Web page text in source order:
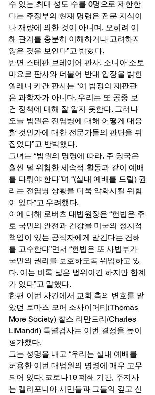
수 있는 최대 성도 수를 0명으로 제한한
다는 주정부의 현재 명령은 전문 지식이
나 재량에 의한 것이 아니며, 오히려 이
해 관계를 충분히 이해하거나 고려하지
않은 것을 보인다”고 밝혔다.
반면 스테판 브레이어 판사, 소니아 소토
마요르 판사와 더불어 반대 입장을 밝힌
엘레나 카간 판사는 “이 법정의 재판관
은 과학자가 아니다. 우리는 또 공중 보
건 정책에 대해 잘 알지 못한다. 그러나
오늘 법원은 전염병에 대해 어떻게 대응
할 것인가에 대한 전문가들의 판단을 뒤
집었다”고 반박했다.
그녀는 “법원의 명령에 따라, 주 당국은
훨씬 덜 위험한 세속적 활동과 같이 예배
를 다뤄야 한다”며 “(실내 예배를 드릴) 권
리는 전염병 상황을 더욱 악화시킬 위험
이 있다”고 우려했다.
이에 대해 로버츠 대법원장은 “헌법은 주
로 국민의 안전과 건강을 미국의 정치적
책임이 있는 공직자에게 맡긴다는 견해
를 고수한다”면서 “헌법은 또 사법부가
국민의 권리를 보호하도록 위임하고 있
다. 이는 비록 넓은 범위이긴 하지만 한계
가 있다”고 말했다.
한편 이번 사건에서 교회 측의 변호를 맡
았던 토마스 모어 소사이어티(Thomas
More Society) 찰스 리만드리(Charles
LiMandri) 특별검사는 이번 결정을 높이
평가했다.
그는 성명을 내고 “우리는 실내 예배를
허용한 이번 대법원의 명령에 매우 고무
되어 있다. 코로나19 폐쇄 기간, 주지사
는 캘리포니아 시민들과 그들의 깊고 신